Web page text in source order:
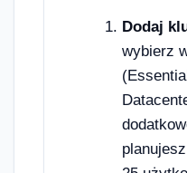
Dodaj
wybierz